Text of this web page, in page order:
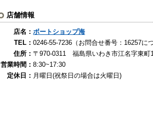
店舗情報
店名：ボートショップ海
TEL：0246-55-7236（お問合せ番号：16257に
住所：〒970-0311 福島県いわき市江名字東町
営業時間：8:30~17:30
定休日： 月曜日(祝祭日の場合は火曜日)